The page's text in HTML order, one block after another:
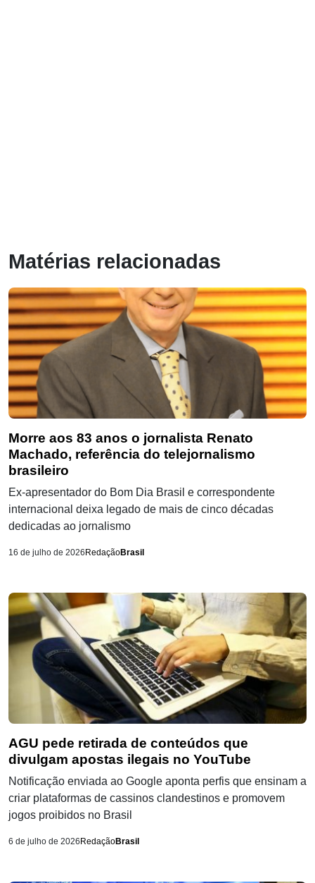
Matérias relacionadas
Morre aos 83 anos o jornalista Renato
Machado, referência do telejornalismo
brasileiro
Ex-apresentador do Bom Dia Brasil e correspondente
internacional deixa legado de mais de cinco décadas
dedicadas ao jornalismo
16 de julho de 2026RedaçãoBrasil
AGU pede retirada de conteúdos que
divulgam apostas ilegais no YouTube
Notificação enviada ao Google aponta perfis que ensinam a
criar plataformas de cassinos clandestinos e promovem
jogos proibidos no Brasil
6 de julho de 2026RedaçãoBrasil